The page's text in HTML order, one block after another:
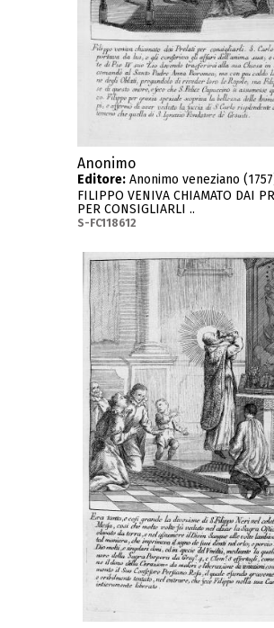
Anonimo
Editore: Anonimo veneziano
FILIPPO VENIVA CHIAMATO DAI
PER CONSIGLIARLI ..
S-FC118612